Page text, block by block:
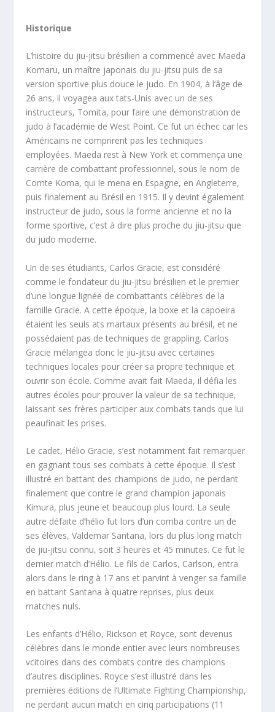
Historique
L’histoire du jiu-jitsu brésilien a commencé avec Maeda
Komaru, un maître japonais du jiu-jitsu puis de sa
version sportive plus douce le judo. En 1904, à l‘âge de
26 ans, il voyagea aux tats-Unis avec un de ses
instructeurs, Tomita, pour faire une démonstration de
judo à l’académie de West Point. Ce fut un échec car les
Américains ne comprirent pas les techniques
employées. Maeda rest à New York et commença une
carrière de combattant professionnel, sous le nom de
Comte Koma, qui le mena en Espagne, en Angleterre,
puis finalement au Brésil en 1915. Il y devint également
instructeur de judo, sous la forme ancienne et no la
forme sportive, c’est à dire plus proche du jiu-jitsu que
du judo moderne.
Un de ses étudiants, Carlos Gracie, est considéré
comme le fondateur du jiu-jitsu brésilien et le premier
d’une longue lignée de combattants célèbres de la
famille Gracie. A cette époque, la boxe et la capoeira
étaient les seuls ats martaux présents au brésil, et ne
possédaient pas de techniques de grappling. Carlos
Gracie mélangea donc le jiu-jitsu avec certaines
techniques locales pour créer sa propre technique et
ouvrir son école. Comme avait fait Maeda, il défia les
autres écoles pour prouver la valeur de sa technique,
laissant ses frères participer aux combats tands que lui
peaufinait les prises.
Le cadet, Hélio Gracie, s’est notamment fait remarquer
en gagnant tous ses combats à cette époque. Il s’est
illustré en battant des champions de judo, ne perdant
finalement que contre le grand champion japonais
Kimura, plus jeune et beaucoup plus lourd. La seule
autre défaite d’hélio fut lors d’un comba contre un de
ses élèves, Valdemar Santana, lors du plus long match
de jiu-jitsu connu, soit 3 heures et 45 minutes. Ce fut le
dernier match d’Hélio. Le fils de Carlos, Carlson, entra
alors dans le ring à 17 ans et parvint à venger sa famille
en battant Santana à quatre reprises, plus deux
matches nuls.
Les enfants d’Hélio, Rickson et Royce, sont devenus
célèbres dans le monde entier avec leurs nombreuses
vcitoires dans des combats contre des champions
d’autres disciplines. Royce s’est illustré dans les
premières éditions de l’Ultimate Fighting Championship,
ne perdant aucun match en cinq participations (11